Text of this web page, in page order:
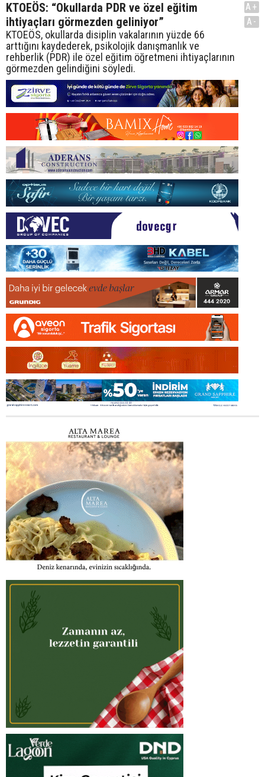
KTOEÖS: “Okullarda PDR ve özel eğitim
ihtiyaçları görmezden geliniyor”
KTOEÖS, okullarda disiplin vakalarının yüzde 66
arttığını kaydederek, psikolojik danışmanlık ve
rehberlik (PDR) ile özel eğitim öğretmeni ihtiyaçlarının
görmezden gelindiğini söyledi.
A+
A-